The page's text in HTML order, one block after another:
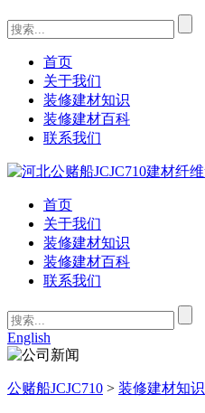
首页
关于我们
装修建材知识
装修建材百科
联系我们
首页
关于我们
装修建材知识
装修建材百科
联系我们
English
公赌船JCJC710 > 装修建材知识